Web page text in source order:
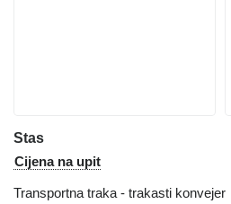
Stas
Cijena na upit
Transportna traka - trakasti konvejer